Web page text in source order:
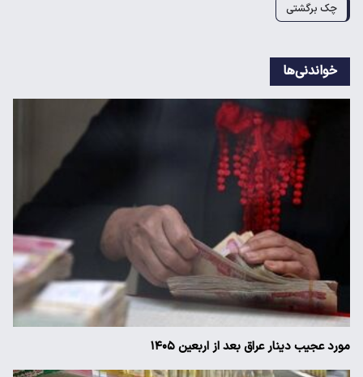
چک برگشتی
خواندنی‌ها
مورد عجیب دینار عراق بعد از اربعین ۱۴۰۵